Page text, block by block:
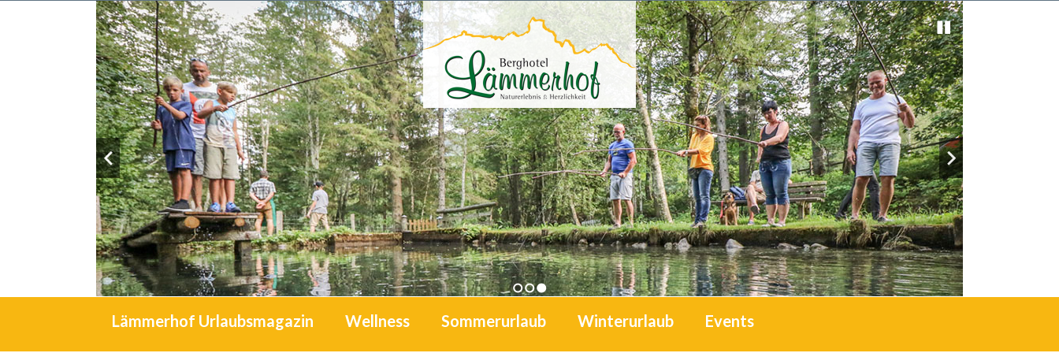
1 2 3
Lämmerhof Urlaubsmagazin Wellness Sommerurlaub Winterurlaub Events